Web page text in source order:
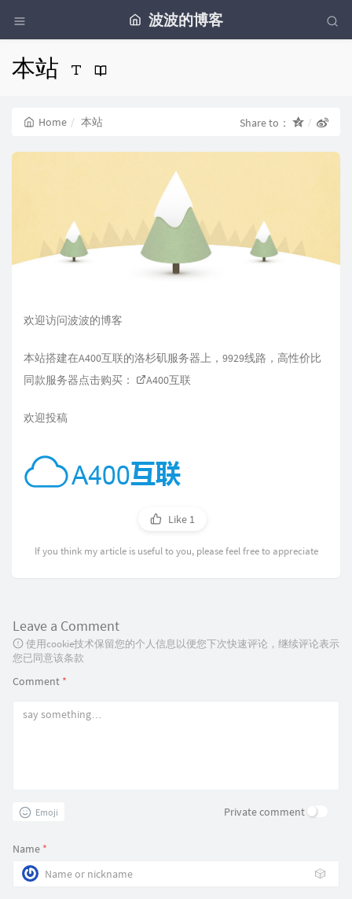
波波的博客
本站
Home 本站 Share to：
欢迎访问波波的博客
本站搭建在A400互联的洛杉矶服务器上，9929线路，高性价比
同款服务器点击购买：
A400互联
欢迎投稿
Like 1
If you think my article is useful to you, please feel free to appreciate
Leave a Comment
使用cookie技术保留您的个人信息以便您下次快速评论，继续评论表示
您已同意该条款
Comment *
Emoji Private comment
Name *
🎲